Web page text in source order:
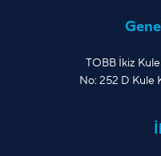
TOBB İkiz
No: 252 D Kule